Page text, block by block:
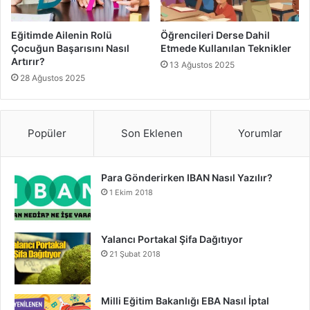
Ders çalışma motivasyonunu arttırmanın bir diğer önemli
yolu, olumlu düşünmektir. Çoğu öğrenci, ders çalışmaya
başladığında kaygı ve stres yaşayabilir. Bu duygular,
motivasyonu zayıflatabilir. Ancak, kendinize güvenerek ve
olumsuz düşüncelerden kaçınarak bu duyguları aşmak
Olumlu bir zihin yapısına sahip olmak, başarıya giden yolu
kolaylaştırır. “Ben bu dersi geçebilirim” veya “Bu konuyu
anlamak için gerekli tüm kaynaklara sahibim” gibi olumlu
düşünceler, öğrencinin kendisini daha güçlü ve motive
kendinizi ödüllendirmek, bu olumlu düşünme sürecini
pekiştirebilir.
Sonuç olarak, ders çalışma motivasyonu nasıl arttırılır
Eğitimde Ailenin Rolü
Çocuğun Başarısını Nasıl
Artırır?
28 Ağustos 2025
Öğrencileri Derse Dahil
Etmede Kullanılan Teknikler
13 Ağustos 2025
Popüler Son Eklenen Yorumlar
Para Gönderirken IBAN Nasıl Yazılır?
1 Ekim 2018
Yalancı Portakal Şifa Dağıtıyor
21 Şubat 2018
Milli Eğitim Bakanlığı EBA Nasıl İptal